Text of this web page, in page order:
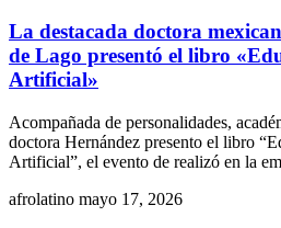
La destacada doctora
de Lago presentó el libro
Artificial»
Acompañada de personalidades,
doctora Hernández presento el libro
Artificial”, el evento de realizó en la
afrolatino mayo 17, 2026